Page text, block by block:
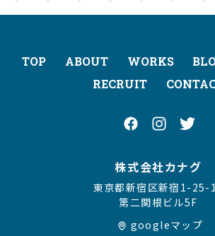
TOP ABOUT WORKS
RECRUIT
株式会社カナグ
東京都新宿区新宿1-25-
第二関根ビル5F
googleマップ